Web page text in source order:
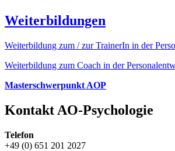
Weiterbildungen
Weiterbildung zum / zur TrainerIn in der
Weiterbildung zum Coach in der
Masterschwerpunkt AOP
Kontakt AO-Psychologie
Telefon
+49 (0) 651 201 2027